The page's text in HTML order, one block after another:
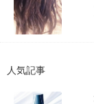
人気記事